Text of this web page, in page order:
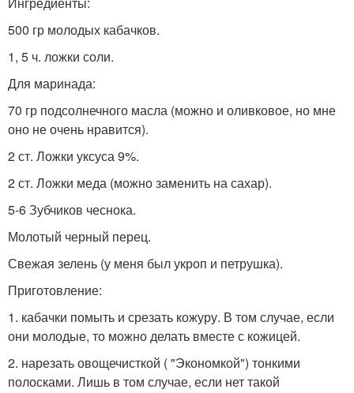
500 гр молодых кабачков.
1, 5 ч. ложки соли.
Для маринада:
70 гр подсолнечного масла (можно и оливковое, но мне
оно не очень нравится).
2 ст. Ложки уксуса 9%.
2 ст. Ложки меда (можно заменить на сахар).
5-6 Зубчиков чеснока.
Молотый черный перец.
Свежая зелень (у меня был укроп и петрушка).
Приготовление:
1. кабачки помыть и срезать кожуру. В том случае, если
они молодые, то можно делать вместе с кожицей.
2. нарезать овощечисткой ( "Экономкой") тонкими
полосками. Лишь в том случае, если нет такой